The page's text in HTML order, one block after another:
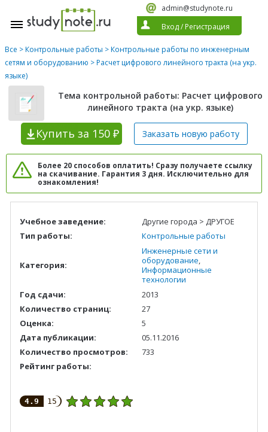
admin@studynote.ru
Вход/ Регистрация
Все >Контрольные работы >Контрольные работы по инженерным
сетям и оборудованию > Расчет цифрового линейного тракта (на укр.
языке)
Тема контрольной работы: Расчет цифрового
линейного тракта (на укр. языке)
Купить за 150 ₽ Заказать новую работу
Более 20 способов оплатить! Сразу получаете ссылку
на скачивание. Гарантия 3 дня. Исключительно для
ознакомления!
Учебное заведение:
Другие города > ДРУГОЕ
Тип работы:
Контрольные работы
Категория:
Инженерные сети и
оборудование,
Информационные
технологии
Год сдачи:
2013
Количество страниц:
27
Оценка:
5
Дата публикации:
05.11.2016
Количество просмотров:
733
Рейтинг работы:
4.9 15